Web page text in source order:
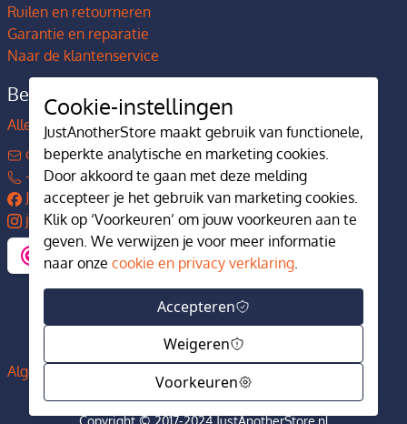
Ruilen en retourneren
Garantie en reparatie
Naar de klantenservice
Bedrijfsgegevens
Alles over JustAnotherStore
contact@justanotherstore.nl
+31 73 644 7405
JustAnotherStore
justanotherstore.nl
Algemene voorwaarden Privacy en cookiebeleid
Copyright © 2017-2024 JustAnotherStore.nl
Cookie-instellingen
JustAnotherStore maakt gebruik van functionele,
beperkte analytische en marketing cookies.
Door akkoord te gaan met deze melding
accepteer je het gebruik van marketing cookies.
Klik op ‘Voorkeuren’ om jouw voorkeuren aan te
geven. We verwijzen je voor meer informatie
naar onze cookie en privacy verklaring.
Accepteren
Weigeren
Voorkeuren